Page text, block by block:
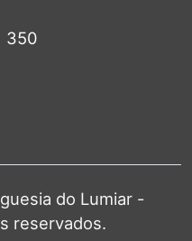
350
do Lumiar -
reservados.